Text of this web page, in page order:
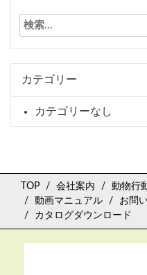
検
カテゴリー
カテゴリーなし
TOP 会社案内 動物行
動画マニュアル
お問
カタログダウンロード